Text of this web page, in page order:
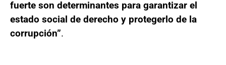
fuerte son determinantes para garantizar el
estado social de derecho y protegerlo de la
corrupción”.